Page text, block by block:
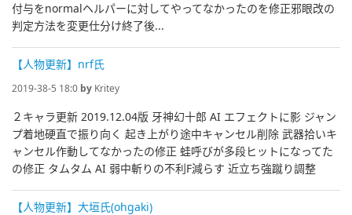
付与をnormalヘルパーに対してやってなかったのを修正邪眼改の
判定方法を変更仕分け終了後...
【人物更新】nrf氏
2019-38-5 18:0 by Kritey
２キャラ更新 2019.12.04版 牙神幻十郎 AI エフェクトに影 ジャン
プ着地硬直で振り向く 起き上がり途中キャンセル削除 武器拾いキ
ャンセル作動してなかったの修正 蛙呼びが多段ヒットになってた
の修正 タムタム AI 弱中斬りの不利F減らす 近立ち強蹴り調整
【人物更新】大垣氏(ohgaki)